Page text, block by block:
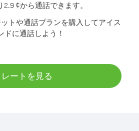
2.9 ¢から通話できます。
トや通話プランを購入してアイス
ドに通話しよう！
レートを見る